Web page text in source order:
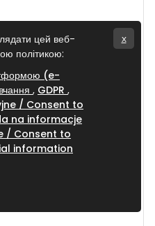
цей веб-
політикою:
(e-
GDPR
/ Consent to
na informacje
/ Consent to
information
x